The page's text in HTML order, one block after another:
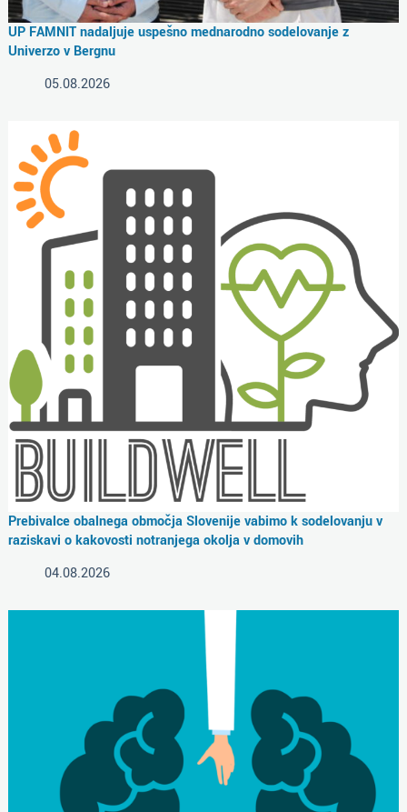
UP FAMNIT nadaljuje uspešno mednarodno sodelovanje z
Univerzo v Bergnu
05.08.2026
Prebivalce obalnega območja Slovenije vabimo k sodelovanju v
raziskavi o kakovosti notranjega okolja v domovih
04.08.2026